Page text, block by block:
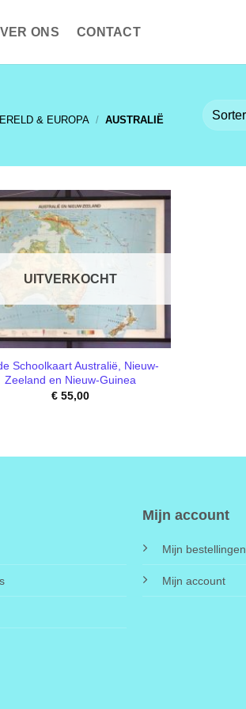
ONS CONTACT
& EUROPA / AUSTRALIË
TOEVOEGEN
AAN
UITVERKOCHT
Schoolkaart Australië, Nieuw-
Zeeland en Nieuw-Guinea
€ 55,00
Mijn account
Mijn bestellingen
Mijn account